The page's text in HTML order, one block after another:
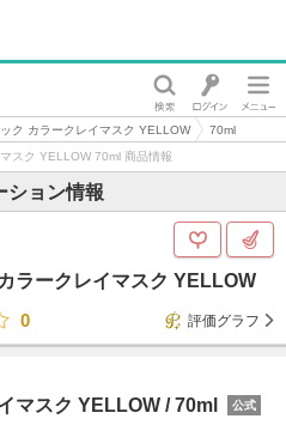
ク カラークレイマスク YELLOW
70ml
スク YELLOW 70ml 商品情報
ション情報
ラークレイマスク YELLOW
0
評価グラフ
マスク YELLOW /70ml 公式